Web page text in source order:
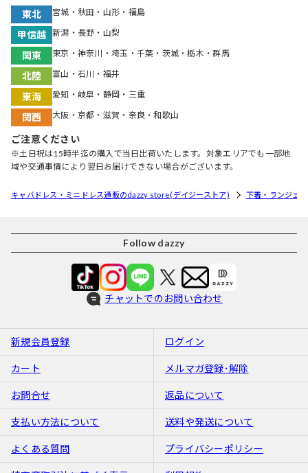
東北 宮城・秋田・山形・福島
甲信越 新潟・長野・山梨
関東 東京・神奈川・埼玉・千葉・茨城・栃木・群馬
北陸 富山・石川・福井
東海 愛知・岐阜・静岡・三重
関西 大阪・京都・滋賀・奈良・和歌山
ご注意ください
※土日祝は15時半迄の購入で当日出荷いたします。対象エリアでも一部地
域や交通事情により翌日お届けできない場合がございます。
キャバドレス・ミニドレス通販のdazzy store(デイジーストア) 下着・ランジェ
Follow dazzy
チャットでのお問い合わせ
新規会員登録 ログイン
カート メルマガ登録･解除
お問合せ 返品について
支払い方法について 送料や発送について
よくある質問 プライバシーポリシー